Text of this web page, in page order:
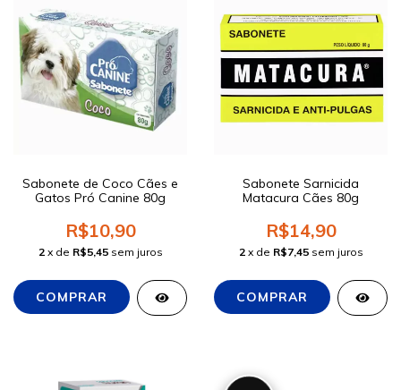
Sabonete de Coco Cães e
Gatos Pró Canine 80g
R$10,90
2 x de R$5,45 sem juros
Sabonete Sarnicida
Matacura Cães 80g
R$14,90
2 x de R$7,45 sem juros